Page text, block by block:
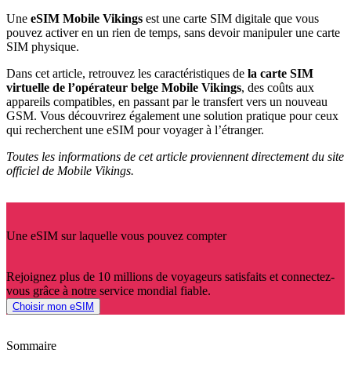
Une eSIM Mobile Vikings est une carte SIM digitale que vous
pouvez activer en un rien de temps, sans devoir manipuler une carte
SIM physique.
Dans cet article, retrouvez les caractéristiques de la carte SIM
virtuelle de l’opérateur belge Mobile Vikings, des coûts aux
appareils compatibles, en passant par le transfert vers un nouveau
GSM. Vous découvrirez également une solution pratique pour ceux
qui recherchent une eSIM pour voyager à l’étranger.
Toutes les informations de cet article proviennent directement du site
officiel de Mobile Vikings.
Une eSIM sur laquelle vous pouvez compter
Rejoignez plus de 10 millions de voyageurs satisfaits et connectez-
vous grâce à notre service mondial fiable.
Choisir mon eSIM
Sommaire